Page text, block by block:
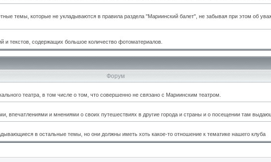
темы, которые не укладываются в правила раздела "Мариинский балет", не забывая при этом об
и текстов, содержащих большое количество фотоматериалов.
Форум
театра, в том числе о том, что совершенно не связано с Мариинским театром.
впечатлениями и мнениями о своих путешествиях в другие города и страны и о посещении там
в остальные темы, но они должны иметь хоть какое-то отношение к тематике нашего клуба